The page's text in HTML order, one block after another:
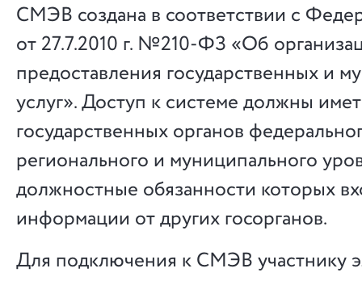
СМЭВ создана в соответствии с
от 27.7.2010 г. №210-ФЗ «Об
предоставления государственных и
услуг». Доступ к системе должны
государственных органов
регионального и муниципального
должностные обязанности которых
информации от других госорганов.
Для подключения к СМЭВ участнику